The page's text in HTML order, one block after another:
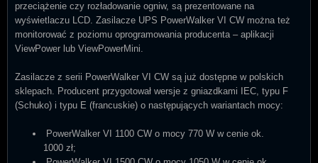
przeciążenie czy rozładowanie ogniw, są prezentowane na
wyświetlaczu LCD. Zasilacze UPS PowerWalker VI CW można też
monitorować z poziomu oprogramowania producenta – aplikacji
ViewPower lub ViewPowerMini.
Zasilacze z serii PowerWalker VI CW są już dostępne w polskich
sklepach. Producent przygotował wersje z gniazdkami IEC, typu F
(Schuko) i typu E (francuskie) o następujących wariantach mocy:
PowerWalker VI 1100 CW o mocy 770 W w cenie ok.
1000 zł;